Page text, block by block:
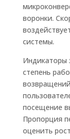
воронки.
системы.
Индикаторы
степень
посещение
Пропорция
оценить